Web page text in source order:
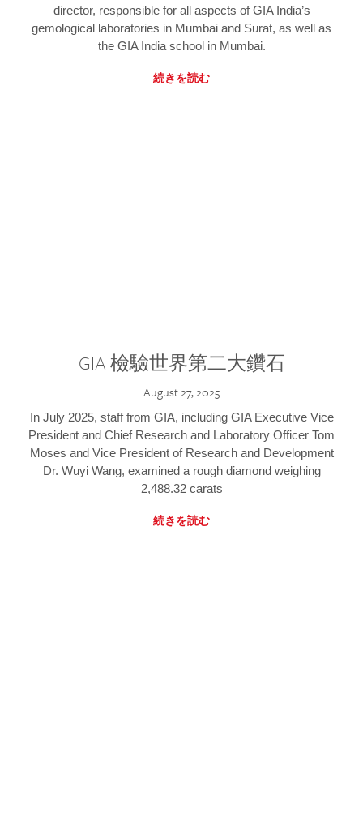
director, responsible for all aspects of GIA India’s
gemological laboratories in Mumbai and Surat, as well as
the GIA India school in Mumbai.
続きを読む
GIA 檢驗世界第二大鑽石
August 27, 2025
In July 2025, staff from GIA, including GIA Executive Vice
President and Chief Research and Laboratory Officer Tom
Moses and Vice President of Research and Development
Dr. Wuyi Wang, examined a rough diamond weighing
2,488.32 carats
続きを読む